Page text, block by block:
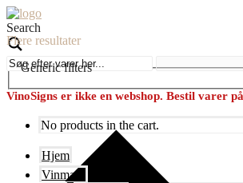
Search
Flere resultater
Generic filters
VinoSigns er ikke en webshop. Bestil varer
No products in the cart.
Hjem
Vinmark